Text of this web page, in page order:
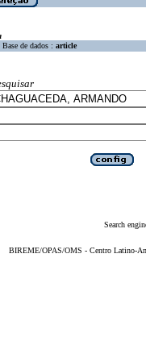
Base de dados : article
Search
BIREME/OPAS/OMS - Centro Latino-